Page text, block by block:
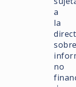
a
la
no